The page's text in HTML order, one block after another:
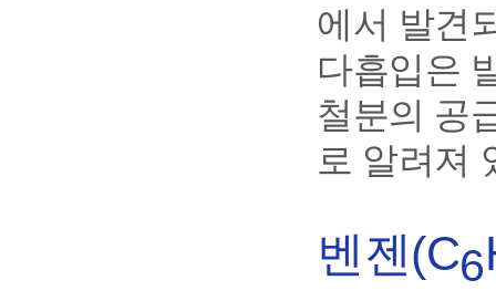
에서 발견
다흡입은
철분의 공
로 알려져
벤젠(C6